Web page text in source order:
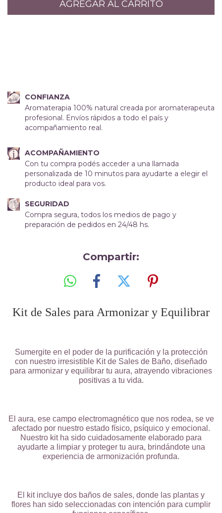
CONFIANZA
Aromaterapia 100% natural creada por aromaterapeuta
profesional. Envíos rápidos a todo el país y
acompañamiento real.
ACOMPAÑAMIENTO
Con tu compra podés acceder a una llamada
personalizada de 10 minutos para ayudarte a elegir el
producto ideal para vos.
SEGURIDAD
Compra segura, todos los medios de pago y
preparación de pedidos en 24/48 hs.
Compartir:
Kit de Sales para Armonizar y Equilibrar
Sumergite en el poder de la purificación y la protección
con nuestro irresistible Kit de Sales de Baño, diseñado
para armonizar y equilibrar tu aura, atrayendo vibraciones
positivas a tu vida.
El aura, ese campo electromagnético que nos rodea, se ve
afectado por nuestro estado físico, psíquico y emocional.
Nuestro kit ha sido cuidadosamente elaborado para
ayudarte a limpiar y proteger tu aura, brindándote una
experiencia de armonización profunda.
El kit incluye dos baños de sales, donde las plantas y
flores han sido seleccionadas con intención para cumplir